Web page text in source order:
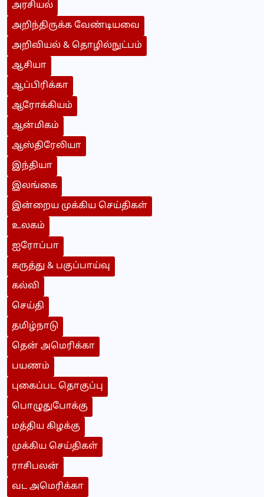
அரசியல்
அறிந்திருக்க வேண்டியவை
அறிவியல் & தொழில்நுட்பம்
ஆசியா
ஆப்பிரிக்கா
ஆரோக்கியம்
ஆன்மிகம்
ஆஸ்திரேலியா
இந்தியா
இலங்கை
இன்றைய முக்கிய செய்திகள்
உலகம்
ஐரோப்பா
கருத்து & பகுப்பாய்வு
கல்வி
செய்தி
தமிழ்நாடு
தென் அமெரிக்கா
பயணம்
புகைப்பட தொகுப்பு
பொழுதுபோக்கு
மத்திய கிழக்கு
முக்கிய செய்திகள்
ராசிபலன்
வட அமெரிக்கா